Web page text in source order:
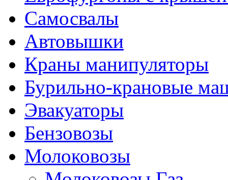
Самосвалы
Автовышки
Краны манипуляторы
Бурильно-крановые
Эвакуаторы
Бензовозы
Молоковозы